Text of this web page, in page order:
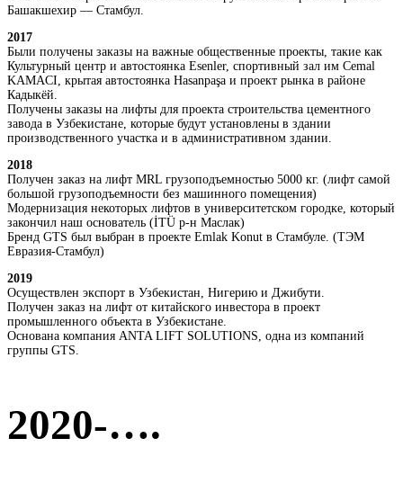
Башакшехир — Стамбул.
2017
Были получены заказы на важные общественные проекты, такие как
Культурный центр и автостоянка Esenler, спортивный зал им Cemal
KAMACI, крытая автостоянка Hasanpaşa и проект рынка в районе
Кадыкёй.
Получены заказы на лифты для проекта строительства цементного
завода в Узбекистане, которые будут установлены в здании
производственного участка и в административном здании.
2018
Получен заказ на лифт MRL грузоподъемностью 5000 кг. (лифт самой
большой грузоподъемности без машинного помещения)
Модернизация некоторых лифтов в университетском городке, который
закончил наш основатель (İTÜ р-н Маслак)
Бренд GTS был выбран в проекте Emlak Konut в Стамбуле. (ТЭМ
Евразия-Стамбул)
2019
Осуществлен экспорт в Узбекистан, Нигерию и Джибути.
Получен заказ на лифт от китайского инвестора в проект
промышленного объекта в Узбекистане.
Основана компания ANTA LIFT SOLUTIONS, одна из компаний
группы GTS.
2020-….